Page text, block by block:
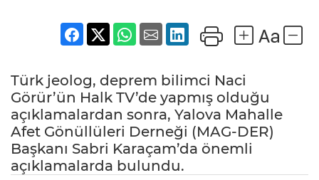
Türk jeolog, deprem bilimci Naci
Görür’ün Halk TV’de yapmış olduğu
açıklamalardan sonra, Yalova Mahalle
Afet Gönüllüleri Derneği (MAG-DER)
Başkanı Sabri Karaçam’da önemli
açıklamalarda bulundu.